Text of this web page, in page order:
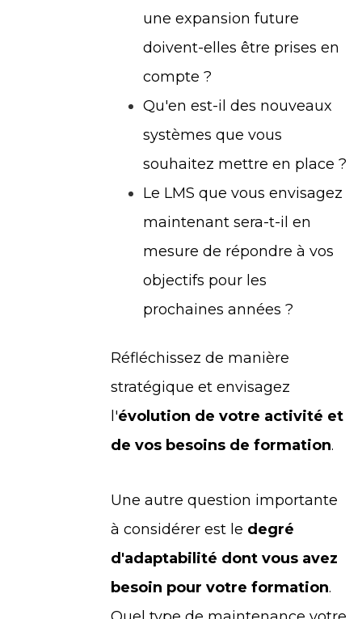
une expansion future
doivent-elles être prises en
compte ?
Qu'en est-il des nouveaux
systèmes que vous
souhaitez mettre en place ?
Le LMS que vous envisagez
maintenant sera-t-il en
mesure de répondre à vos
objectifs pour les
prochaines années ?
Réfléchissez de manière
stratégique et envisagez
l'évolution de votre activité et
de vos besoins de formation.
Une autre question importante
à considérer est le degré
d'adaptabilité dont vous avez
besoin pour votre formation.